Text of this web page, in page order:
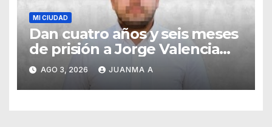
MI CIUDAD
Dan cuatro años y seis meses
de prisión a Jorge Valencia
Gallo por el delito de cohecho
AGO 3, 2026 JUANMA A